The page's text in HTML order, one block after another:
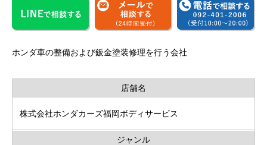
ホンダ車の整備および鈑金塗装修理を行う会社
店舗名
株式会社ホンダカーズ福岡ボディサービス
ジャンル